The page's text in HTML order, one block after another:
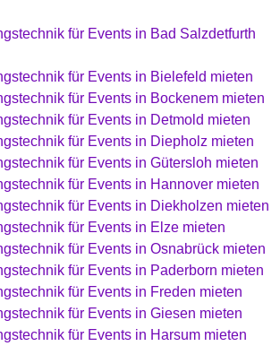
für Events in Bad Salzdetfurth
für Events in Bielefeld mieten
für Events in Bockenem mieten
für Events in Detmold mieten
für Events in Diepholz mieten
für Events in Gütersloh mieten
für Events in Hannover mieten
für Events in Diekholzen mieten
für Events in Elze mieten
für Events in Osnabrück mieten
für Events in Paderborn mieten
für Events in Freden mieten
für Events in Giesen mieten
für Events in Harsum mieten